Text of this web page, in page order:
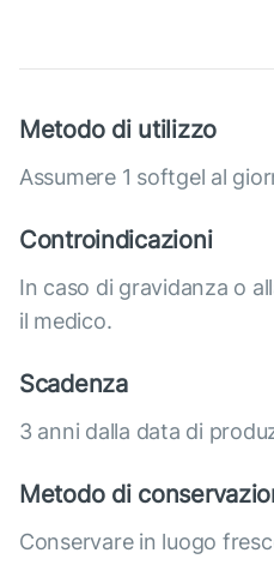
Metodo di utilizzo
Assumere 1 softgel al
Controindicazioni
In caso di gravidanza o
il medico.
Scadenza
3 anni dalla data di
Metodo di
Conservare in luogo